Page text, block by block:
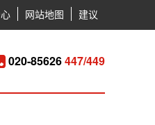
网站地图 建议
020-85626447/449